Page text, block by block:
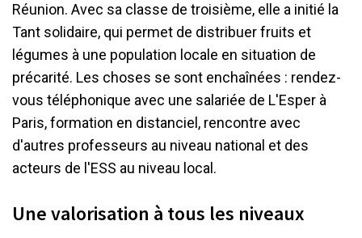
Réunion. Avec sa classe de troisième, elle a initié la
Tant solidaire, qui permet de distribuer fruits et
légumes à une population locale en situation de
précarité. Les choses se sont enchaînées : rendez-
vous téléphonique avec une salariée de L'Esper à
Paris, formation en distanciel, rencontre avec
d'autres professeurs au niveau national et des
acteurs de l'ESS au niveau local.
Une valorisation à tous les niveaux